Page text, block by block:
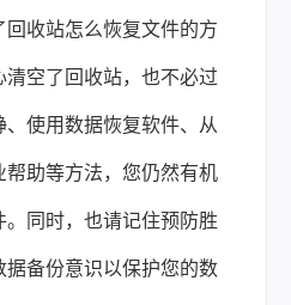
收站怎么恢复文件的方
空了回收站，也不必过
使用数据恢复软件、从
助等方法，您仍然有机
同时，也请记住预防胜
备份意识以保护您的数